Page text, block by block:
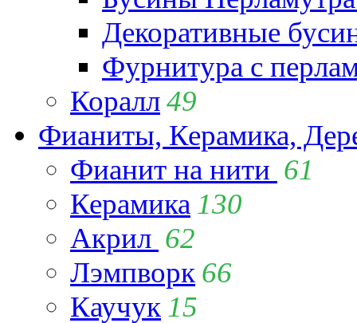
Декоративные
Фурнитура с
Коралл49
Фианиты, Керамика,
Фианит на нити 61
Керамика 130
Акрил 62
Лэмпворк 66
Каучук 15